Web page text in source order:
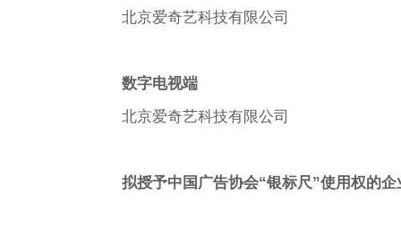
北京爱奇艺科技有限公司
数字电视端
北京爱奇艺科技有限公司
拟授予中国广告协会“银标尺”使用权的